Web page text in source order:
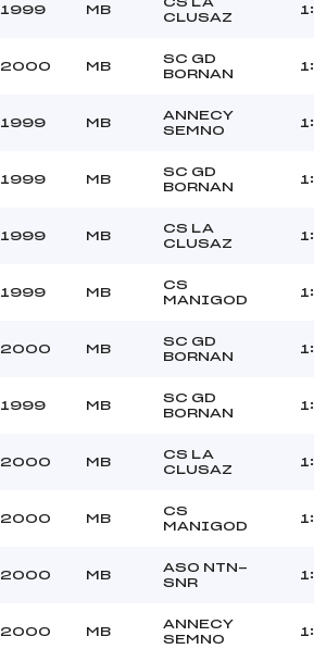
Température départ :
1999 MB
CLUSAZ
2000 MB
SC GD
BORNAN
1999 MB
ANNECY
SEMNO
1999 MB
SC GD
BORNAN
1999 MB
CS LA
CLUSAZ
1999 MB
CS
MANIGOD
2000 MB
SC GD
BORNAN
1999 MB
SC GD
BORNAN
2000 MB
CS LA
CLUSAZ
2000 MB
CS
MANIGOD
2000 MB
ASO NTN-
SNR
2000 MB
ANNECY
SEMNO